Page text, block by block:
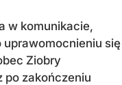
w komunikacie,
uprawomocnieniu się
Ziobry
po zakończeniu